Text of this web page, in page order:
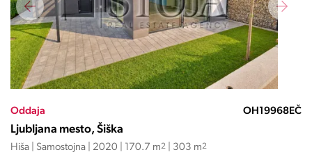
Oddaja OH19968EČ
Ljubljana mesto, Šiška
Hiša | Samostojna | 2020 | 170.7 m2 | 303 m2